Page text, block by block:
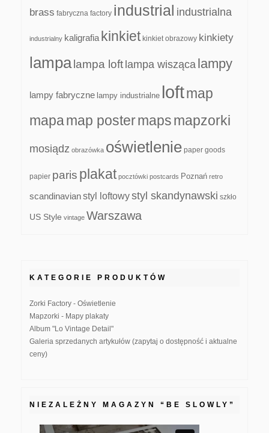
brass fabryczna factory industrial industrialna
industrialny kaligrafia kinkiet kinkiet obrazowy kinkiety
lampa lampa loft lampa wisząca lampy
lampy fabryczne lampy industrialne loftmap
mapamap postermapsmapzorki
mosiądz obrazówka oświetlenie paper goods
papier paris plakat pocztówki postcards Poznań retro
scandinavianstyl loftowystyl skandynawski szkło
US Style vintage Warszawa
KATEGORIE PRODUKTÓW
Zorki Factory - Oświetlenie
Mapzorki - Mapy plakaty
Album "Lo Vintage Detail"
Galeria sprzedanych artykułów (zapytaj o dostępność i aktualne
ceny)
NIEZALEŻNY MAGAZYN “BE SLOWLY”